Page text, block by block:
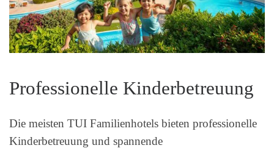
Professionelle Kinderbetreuung
Die meisten TUI Familienhotels bieten professionelle
Kinderbetreuung und spannende